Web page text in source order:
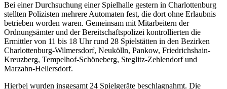
Bei einer Durchsuchung einer Spielhalle gestern in Charlottenburg
stellten Polizisten mehrere Automaten fest, die dort ohne Erlaubnis
betrieben worden waren. Gemeinsam mit Mitarbeitern der
Ordnungsämter und der Bereitschaftspolizei kontrollierten die
Ermittler von 11 bis 18 Uhr rund 28 Spielstätten in den Bezirken
Charlottenburg-Wilmersdorf, Neukölln, Pankow, Friedrichshain-
Kreuzberg, Tempelhof-Schöneberg, Steglitz-Zehlendorf und
Marzahn-Hellersdorf.
Hierbei wurden insgesamt 24 Spielgeräte beschlagnahmt. Die